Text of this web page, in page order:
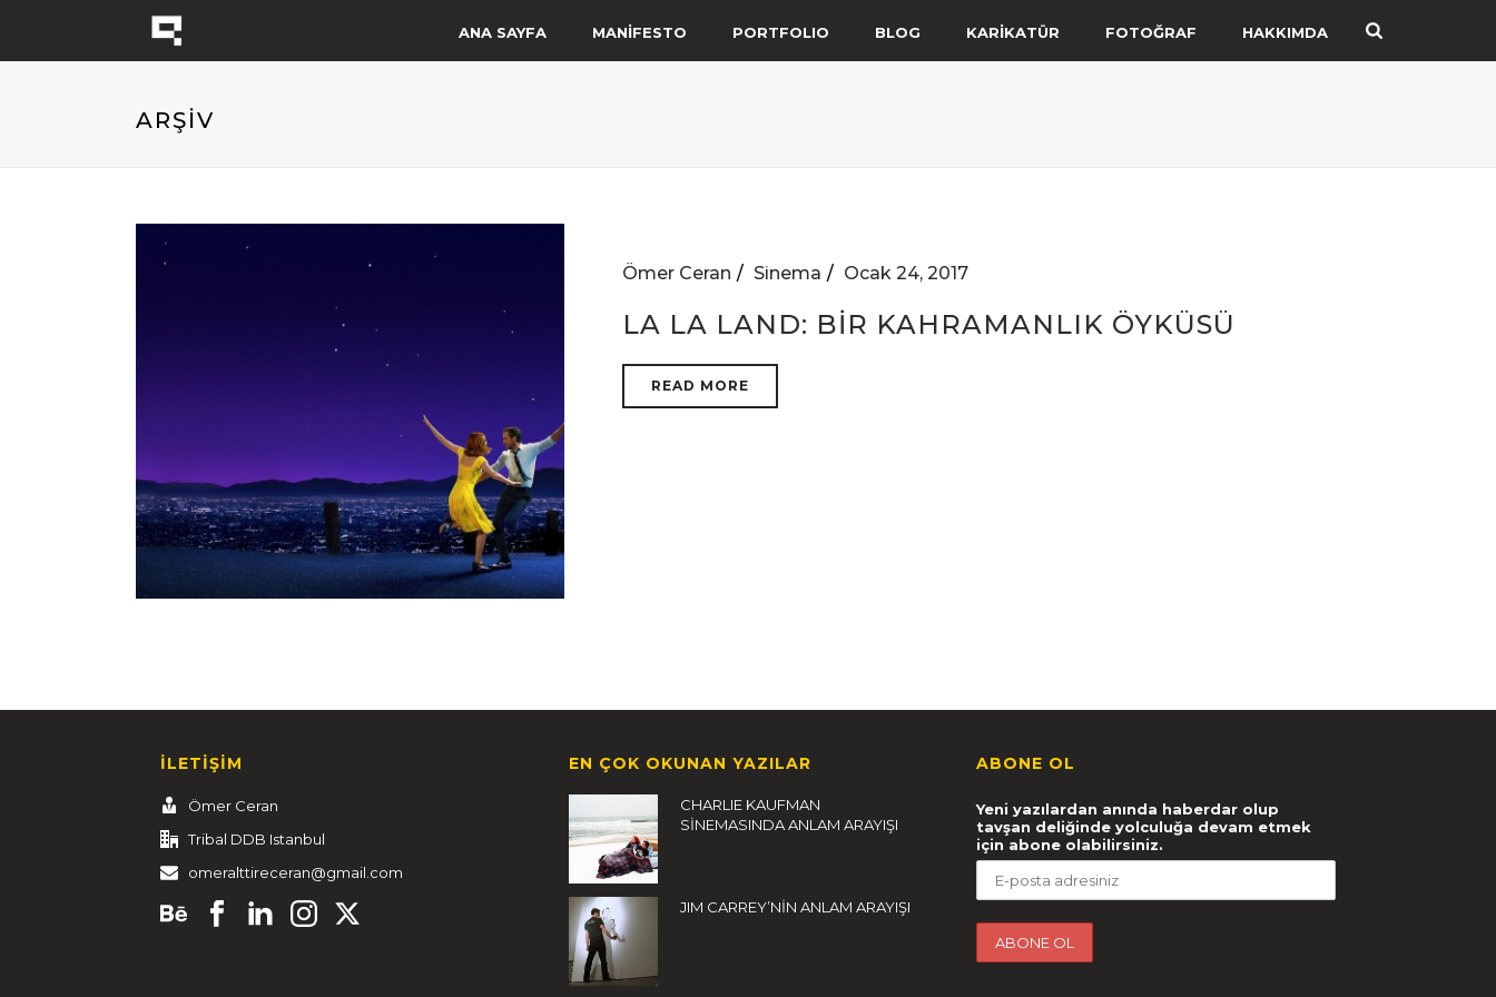
ANA SAYFA MANİFESTO PORTFOLIO BLOG KARİKATÜR FOTOĞRAF HAKKIMDA
ARŞİV
Ömer Ceran Sinema Ocak 24, 2017
LA LA LAND: BİR KAHRAMANLIK ÖYKÜSÜ
READ MORE
İLETİŞİM
Ömer Ceran
Tribal DDB Istanbul
omeralttireceran@gmail.com
EN ÇOK OKUNAN YAZILAR
CHARLIE KAUFMAN
SİNEMASINDA ANLAM ARAYIŞI
JIM CARREY’NİN ANLAM ARAYIŞI
ABONE OL
Yeni yazılardan anında haberdar olup
tavşan deliğinde yolculuğa devam etmek
için abone olabilirsiniz.